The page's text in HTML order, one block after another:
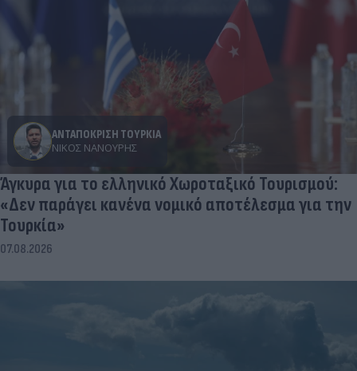
ΑΝΤΑΠΟΚΡΙΣΗ ΤΟΥΡΚΙΑ
ΝΊΚΟΣ ΝΑΝΟΎΡΗΣ
Άγκυρα για το ελληνικό Χωροταξικό Τουρισμού:
«Δεν παράγει κανένα νομικό αποτέλεσμα για την
Τουρκία»
07.08.2026